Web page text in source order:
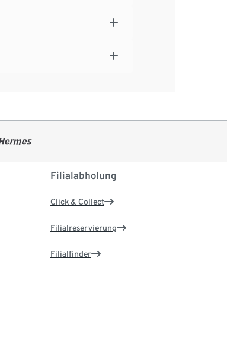
Filialabholung
Click & Collect
Filialreservierung
Filialfinder